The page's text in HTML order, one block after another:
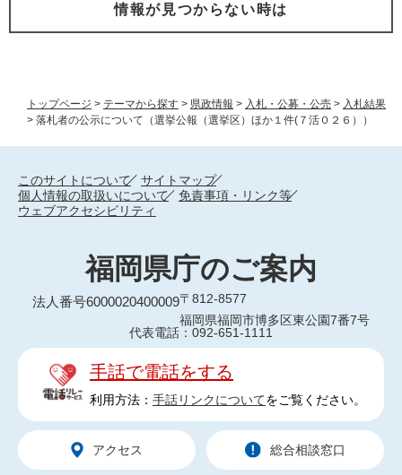
トップページ > テーマから探す > 県政情報 > 入札・公募・公売 > 入札結果
> 落札者の公示について（選挙公報（選挙区）ほか１件(７活０２６））
情報が見つからない時は
このサイトについて
サイトマップ
個人情報の取扱いについて
免責事項・リンク等
ウェブアクセシビリティ
福岡県庁のご案内
法人番号6000020400009〒812-8577
福岡県福岡市博多区東公園7番7号
代表電話：092-651-1111
手話で電話をする
利用方法： 手話リンクについてをご覧ください。
アクセス 総合相談窓口